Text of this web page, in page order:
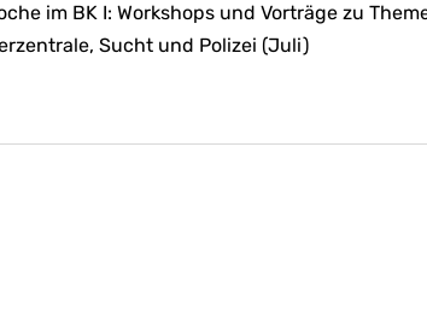
im BK I: Workshops und Vorträge zu
Sucht und Polizei (Juli)